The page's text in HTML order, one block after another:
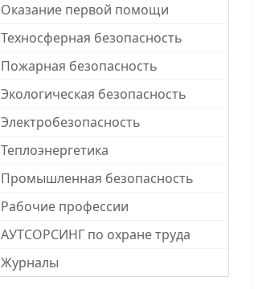
Оказание первой помощи
Техносферная безопасность
Пожарная безопасность
Экологическая безопасность
Электробезопасность
Теплоэнергетика
Промышленная безопасность
Рабочие професcии
АУТСОРСИНГ по охране труда
Журналы